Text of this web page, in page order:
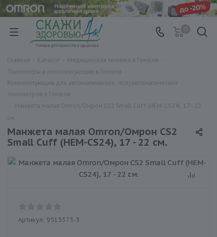
Манжета малая Omron/Омрон CS2
Small Cuff (HEM-CS24), 17 - 22 см.
Артикул: 9515373-3